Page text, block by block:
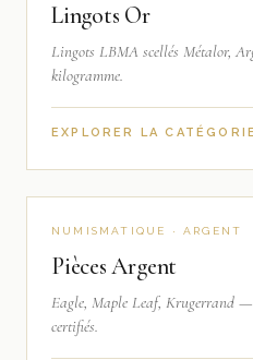
Lingots Or
Lingots LBMA scellés Métalor,
kilogramme.
EXPLORER LA
NUMISMATIQUE · ARGENT
Pièces Argent
Eagle, Maple Leaf, Krugerrand
certifiés.